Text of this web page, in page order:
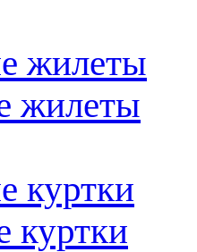
жилеты
жилеты
куртки
куртки